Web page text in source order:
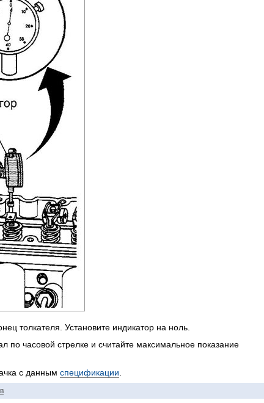
толкателя. Установите индикатор на ноль.
по часовой стрелке и считайте максимальное показание
с данным спецификации